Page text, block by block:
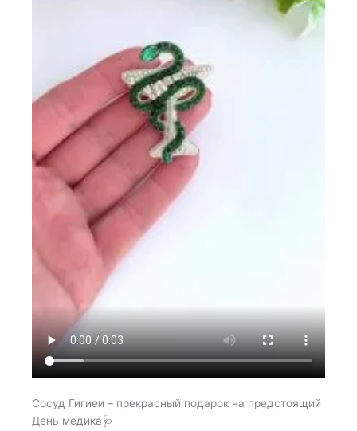
Сосуд Гигиеи – прекрасный подарок на предстоящий
День медика🩺